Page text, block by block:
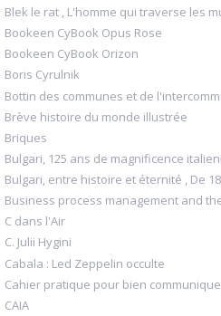
Blek le rat , L'homme qui traverse les
Bookeen CyBook Opus Rose
Bookeen CyBook Orizon
Boris Cyrulnik
Bottin des communes et de
Brève histoire du monde illustrée
Briques
Bulgari, 125 ans de magnificence
Bulgari, entre histoire et éternité , De
Business process management and
C dans l'Air
C. Julii Hygini
Cabala : Led Zeppelin occulte
Cahier pratique pour bien
CAIA